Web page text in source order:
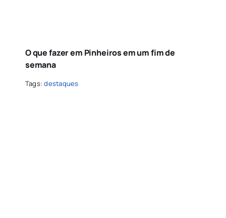
O que fazer em Pinheiros em um fim de
semana
Tags:destaques